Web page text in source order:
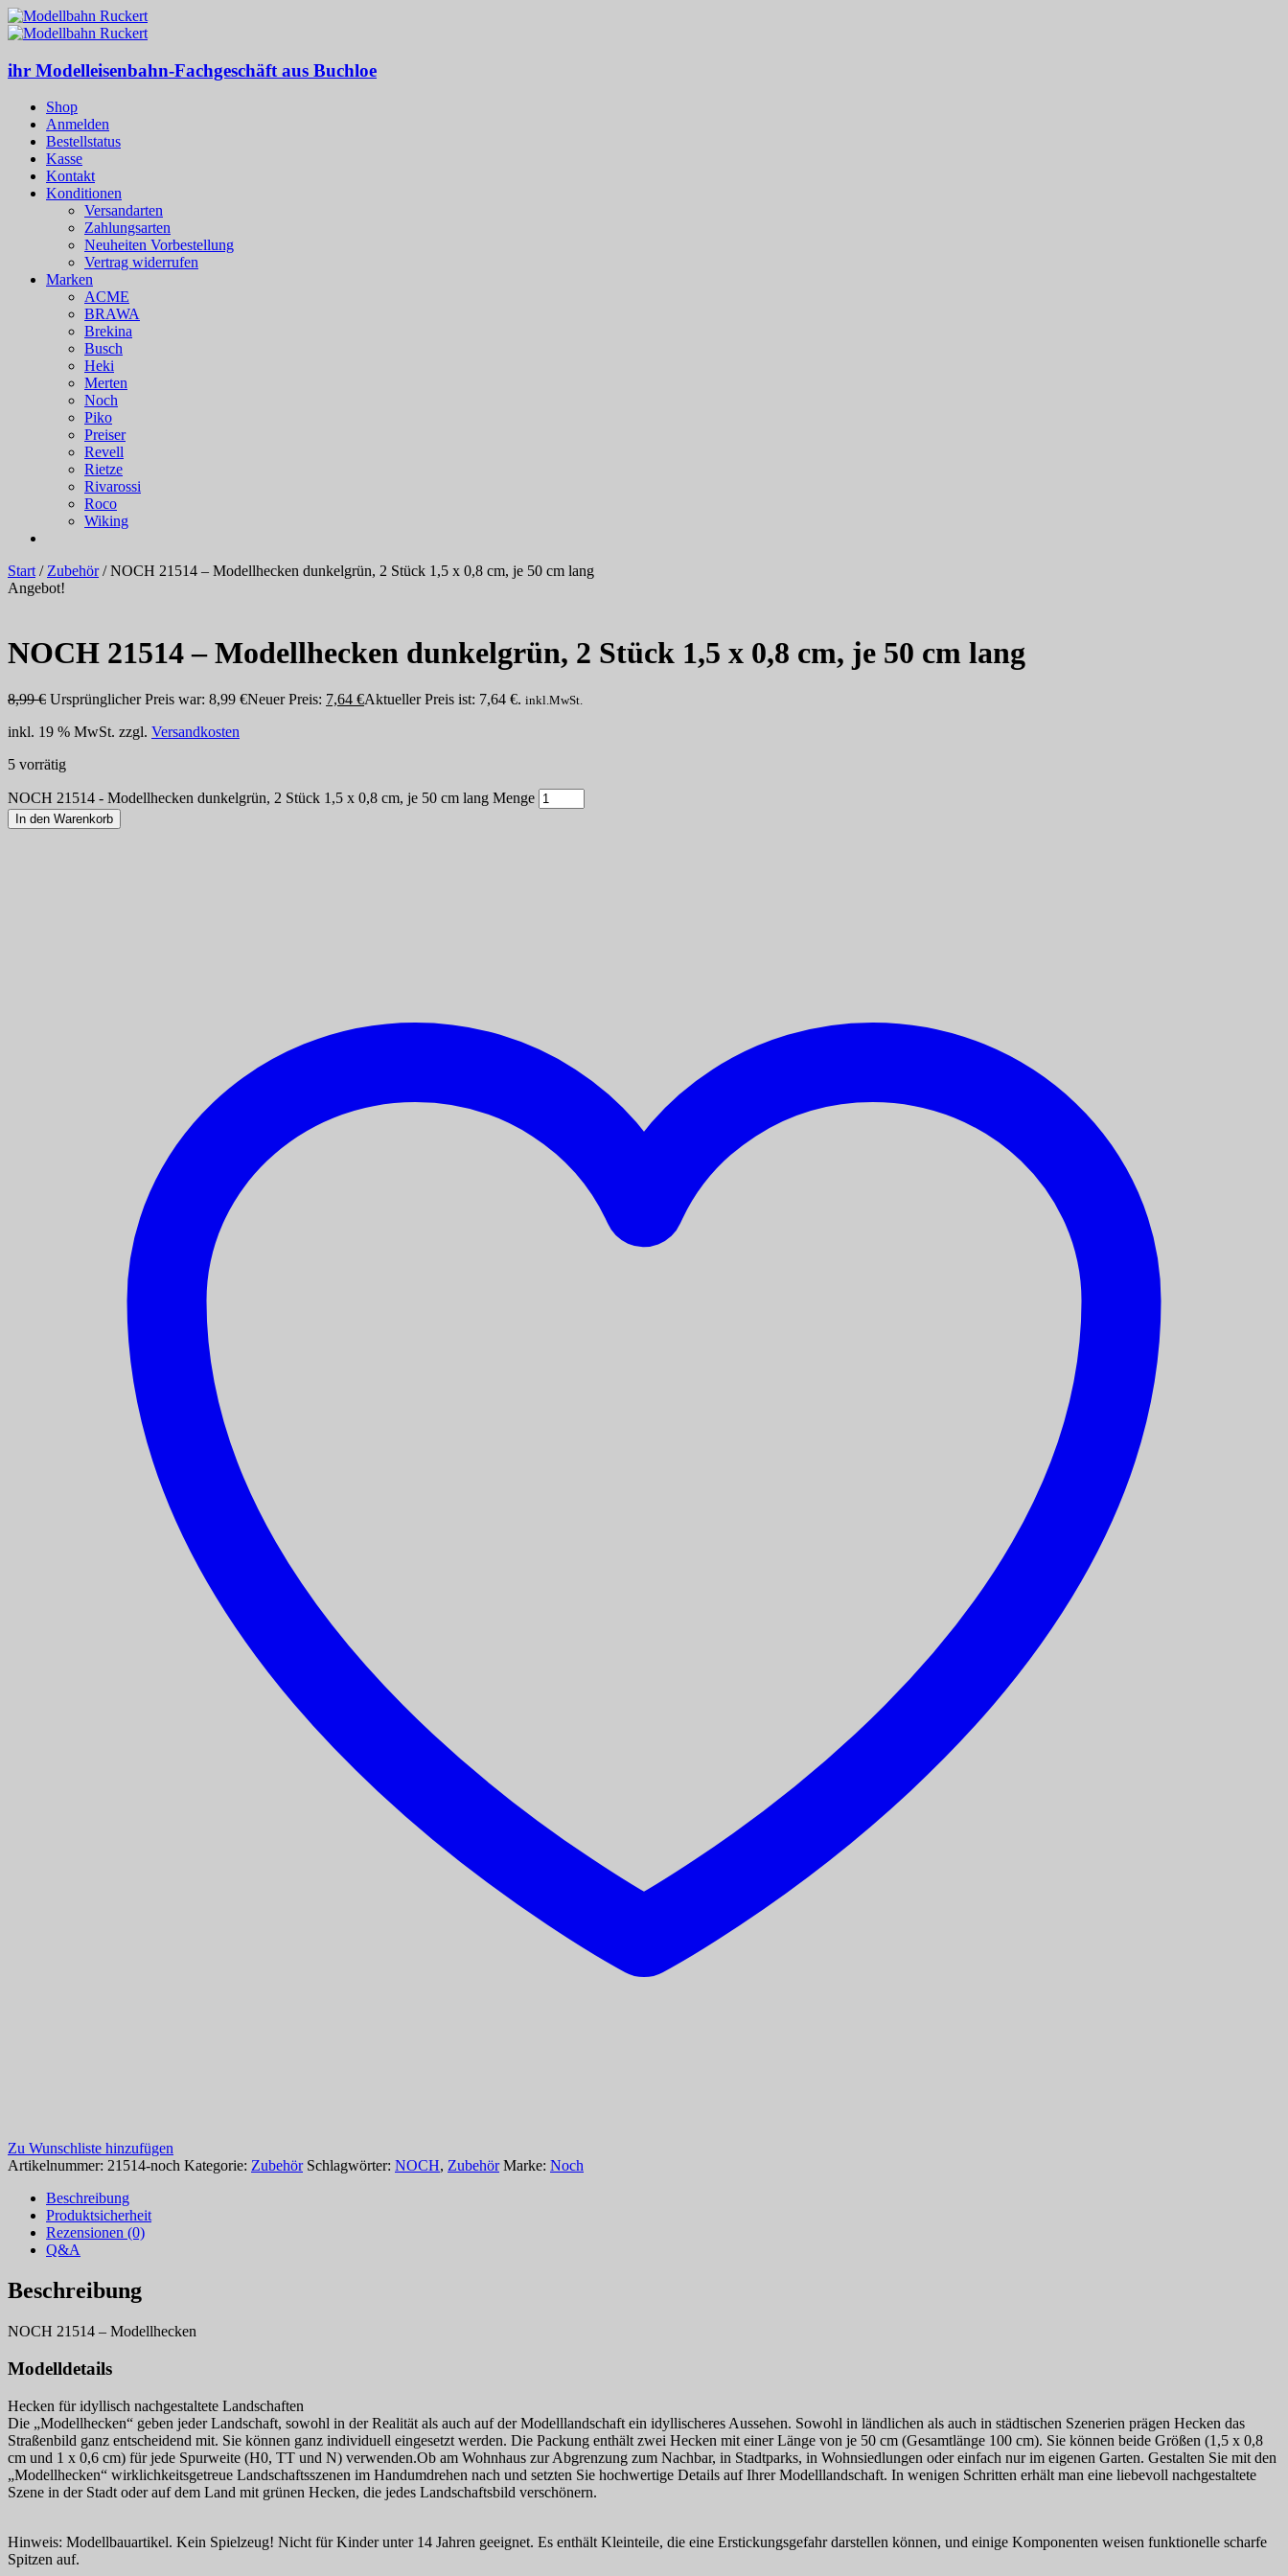
ihr Modelleisenbahn-Fachgeschäft aus Buchloe
Shop
Anmelden
Bestellstatus
Kasse
Kontakt
Konditionen
Versandarten
Zahlungsarten
Neuheiten Vorbestellung
Vertrag widerrufen
Marken
ACME
BRAWA
Brekina
Busch
Heki
Merten
Noch
Piko
Preiser
Revell
Rietze
Rivarossi
Roco
Wiking
Start/Zubehör/ NOCH 21514 – Modellhecken dunkelgrün, 2 Stück 1,5 x 0,8 cm, je 50 cm lang
Angebot!
NOCH 21514 – Modellhecken dunkelgrün, 2 Stück 1,5 x 0,8 cm, je 50 cm lang
8,99€ Ursprünglicher Preis war: 8,99 €Neuer Preis: 7,64 €Aktueller Preis ist: 7,64 €. inkl.MwSt.
inkl. 19 % MwSt. zzgl. Versandkosten
5 vorrätig
NOCH 21514 - Modellhecken dunkelgrün, 2 Stück 1,5 x 0,8 cm, je 50 cm lang Menge
In den Warenkorb
Zu Wunschliste hinzufügen
Artikelnummer: 21514-noch Kategorie: Zubehör Schlagwörter: NOCH, Zubehör Marke: Noch
Beschreibung
Produktsicherheit
Rezensionen (0)
Q&A
Beschreibung
NOCH 21514 – Modellhecken
Modelldetails
Hecken für idyllisch nachgestaltete Landschaften
Die „Modellhecken“ geben jeder Landschaft, sowohl in der Realität als auch auf der Modelllandschaft ein idyllischeres Aussehen. Sowohl in ländlichen als auch in städtischen Szenerien prägen Hecken das
Straßenbild ganz entscheidend mit. Sie können ganz individuell eingesetzt werden. Die Packung enthält zwei Hecken mit einer Länge von je 50 cm (Gesamtlänge 100 cm). Sie können beide Größen (1,5 x 0,8
cm und 1 x 0,6 cm) für jede Spurweite (H0, TT und N) verwenden.Ob am Wohnhaus zur Abgrenzung zum Nachbar, in Stadtparks, in Wohnsiedlungen oder einfach nur im eigenen Garten. Gestalten Sie mit den
„Modellhecken“ wirklichkeitsgetreue Landschaftsszenen im Handumdrehen nach und setzten Sie hochwertige Details auf Ihrer Modelllandschaft. In wenigen Schritten erhält man eine liebevoll nachgestaltete
Szene in der Stadt oder auf dem Land mit grünen Hecken, die jedes Landschaftsbild verschönern.
Hinweis: Modellbauartikel. Kein Spielzeug! Nicht für Kinder unter 14 Jahren geeignet. Es enthält Kleinteile, die eine Erstickungsgefahr darstellen können, und einige Komponenten weisen funktionelle scharfe
Spitzen auf.